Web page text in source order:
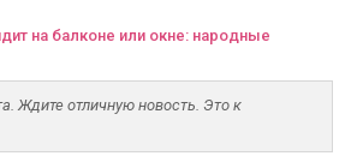
на балконе или окне: народные
Ждите отличную новость. Это к